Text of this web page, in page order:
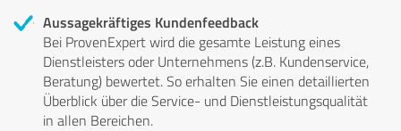
Aussagekräftiges Kundenfeedback
Bei ProvenExpert wird die gesamte Leistung eines
Dienstleisters oder Unternehmens (z.B. Kundenservice,
Beratung) bewertet. So erhalten Sie einen detaillierten
Überblick über die Service- und Dienstleistungsqualität
in allen Bereichen.